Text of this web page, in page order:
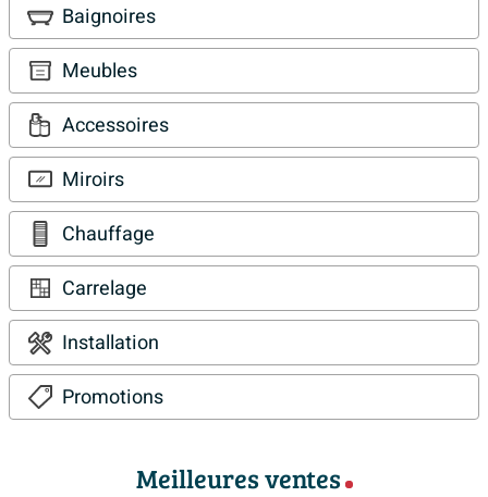
Baignoires
Meubles
Accessoires
Miroirs
Chauffage
Carrelage
Installation
Promotions
Meilleures ventes